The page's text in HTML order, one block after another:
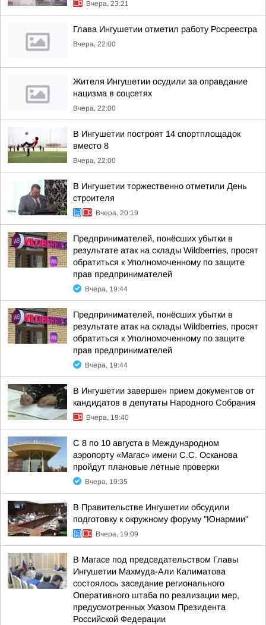
Вчера, 23:21
Глава Ингушетии отметил работу Росреестра
Вчера, 22:00
Жителя Ингушетии осудили за оправдание
нацизма в соцсетях
Вчера, 22:00
В Ингушетии построят 14 спортплощадок
вместо 8
Вчера, 22:00
В Ингушетии торжественно отметили День
строителя
Вчера, 20:19
Предпринимателей, понёсших убытки в
результате атак на склады Wildberries, просят
обратиться к Уполномоченному по защите
прав предпринимателей
Вчера, 19:44
Предпринимателей, понёсших убытки в
результате атак на склады Wildberries, просят
обратиться к Уполномоченному по защите
прав предпринимателей
Вчера, 19:44
В Ингушетии завершен прием документов от
кандидатов в депутаты Народного Собрания
Вчера, 19:40
С 8 по 10 августа в Международном
аэропорту «Магас» имени С.С. Осканова
пройдут плановые лётные проверки
Вчера, 19:35
В Правительстве Ингушетии обсудили
подготовку к окружному форуму "Юнармии"
Вчера, 19:09
В Магасе под председательством Главы
Ингушетии Махмуда-Али Калиматова
состоялось заседание регионального
Оперативного штаба по реализации мер,
предусмотренных Указом Президента
Российской Федерации